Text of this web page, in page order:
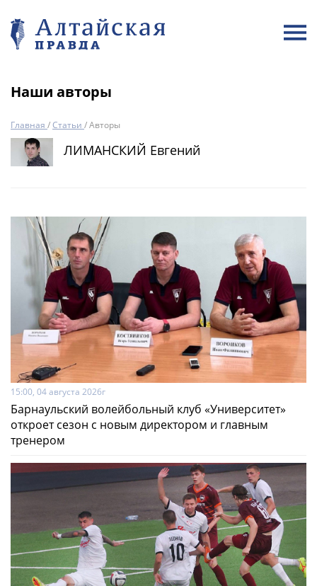
Наши авторы
Главная /Статьи /Авторы
ЛИМАНСКИЙ Евгений
15:00, 04 августа 2026г
Барнаульский волейбольный клуб «Университет»
откроет сезон с новым директором и главным
тренером